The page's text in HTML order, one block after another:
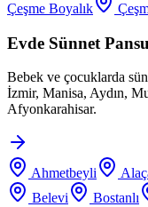
Çeşme Boyalık
Evde Sünnet
Bebek ve çocuklarda
İzmir, Manisa, Aydın,
Afyonkarahisar.
Ahmetbeyli
Belevi
Bostanlı